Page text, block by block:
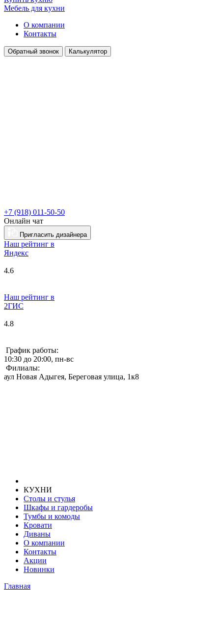
Мебель для кухни
О компании
Контакты
Обратный звонок Калькулятор
+7 (918) 011-50-50
Онлайн чат
Пригласить дизайнера
Наш рейтинг в
Яндекс
4.6
Наш рейтинг в
2ГИС
4.8
График работы:
10:30 до 20:00, пн-вс
Филиалы:
аул Новая Адыгея, Береговая улица, 1к8
КУХНИ
Столы и стулья
Шкафы и гардеробы
Тумбы и комоды
Кровати
Диваны
О компании
Контакты
Акции
Новинки
Главная